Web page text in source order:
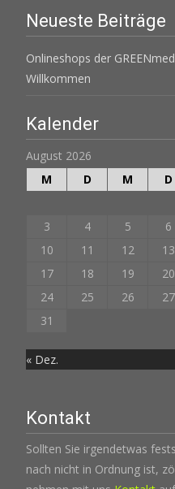
Neueste Beiträge
Onlineshops der
Willkommen
Kalender
August 2026
M
D M D
3
4 5 6
10
11 12 13
17
18 19 20
24
25 26 27
31
« Dez.
Kontakt
Sollten Sie irgendetwas
nach nicht in Ordnung ist,